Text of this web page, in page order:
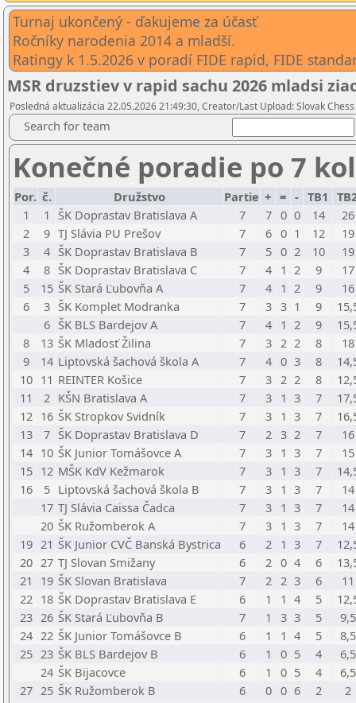
Turnaj ukončený - ďakujeme za účasť
Ročníky narodenia 2014 a mladší.
Ratingy k 1.5.2026 v poradí FIDE rapid, FIDE
MSR druzstiev v rapid sachu 2026 mladsi
Posledná aktualizácia 22.05.2026 21:49:30, Creator/Last Upload: Slovak
Search for team
Konečné poradie po 7
Por. č. Družstvo Partie + = - TB1
1
1 ŠK Doprastav Bratislava A 7 7 0 0 14
26
2
9 TJ Slávia PU Prešov 7 6 0 1 12
19
3
4 ŠK Doprastav Bratislava B 7 5 0 2 10
19
4
8 ŠK Doprastav Bratislava C 7 4 1 2 9
17
5
15 ŠK Stará Ľubovňa A 7 4 1 2 9
16
6
3 ŠK Komplet Modranka 7 3 3 1 9
6 ŠK BLS Bardejov A 7 4 1 2 9
8
13 ŠK Mladosť Žilina 7 3 2 2 8
18
9
14 Liptovská šachová škola A 7 4 0 3 8
10 11 REINTER Košice 7 3 2 2 8
11
2 KŠN Bratislava A 7 3 1 3 7
12 16 ŠK Stropkov Svidník 7 3 1 3 7
13
7 ŠK Doprastav Bratislava D 7 2 3 2 7
16
14 10 ŠK Junior Tomášovce A 7 3 1 3 7
15
15 12 MŠK KdV Kežmarok 7 3 1 3 7
16
5 Liptovská šachová škola B 7 3 1 3 7
14
17 TJ Slávia Caissa Čadca 7 3 1 3 7
14
20 ŠK Ružomberok A 7 3 1 3 7
14
19 21 ŠK Junior CVČ Banská Bystrica 6 2 1 3 7
20 27 TJ Slovan Smižany 6 2 0 4 6
21
19 ŠK Slovan Bratislava 7 2 2 3 6
11
22 18 ŠK Doprastav Bratislava E 6 1 1 4 5
23 26 ŠK Stará Ľubovňa B 7 1 3 3 5
9,5
24 22 ŠK Junior Tomášovce B 6 1 1 4 5
8,5
25 23 ŠK BLS Bardejov B 6 1 0 5 4
6,5
24 ŠK Bijacovce 6 1 0 5 4
6,5
27 25 ŠK Ružomberok B 6 0 0 6 2 2